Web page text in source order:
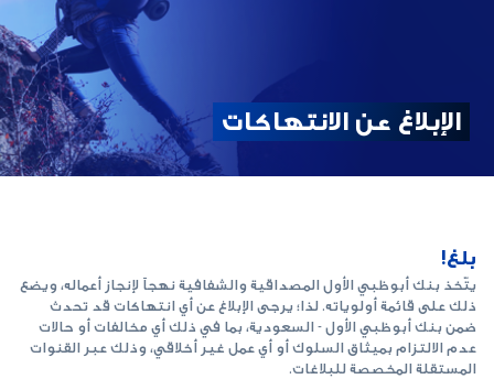
الإبلاغ عن الانتهاكات
بلغ!
يتّخذ بنك أبوظبي الأول المصداقية والشفافية نهجاً لإنجاز أعماله، ويضع
ذلك على قائمة أولوياته. لذا؛ يرجى الإبلاغ عن أي انتهاكات قد تحدث
ضمن بنك أبوظبي الأول - السعودية، بما في ذلك أي مخالفات أو حالات
عدم الالتزام بميثاق السلوك أو أي عمل غير أخلاقي، وذلك عبر القنوات
المستقلة المخصصة للبلاغات.